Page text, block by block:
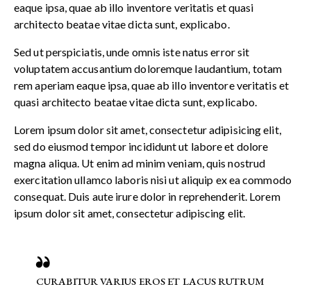
eaque ipsa, quae ab illo inventore veritatis et quasi
architecto beatae vitae dicta sunt, explicabo.
Sed ut perspiciatis, unde omnis iste natus error sit
voluptatem accusantium doloremque laudantium, totam
rem aperiam eaque ipsa, quae ab illo inventore veritatis et
quasi architecto beatae vitae dicta sunt, explicabo.
Lorem ipsum dolor sit amet, consectetur adipisicing elit,
sed do eiusmod tempor incididunt ut labore et dolore
magna aliqua. Ut enim ad minim veniam, quis nostrud
exercitation ullamco laboris nisi ut aliquip ex ea commodo
consequat. Duis aute irure dolor in reprehenderit. Lorem
ipsum dolor sit amet, consectetur adipiscing elit.
CURABITUR VARIUS EROS ET LACUS RUTRUM